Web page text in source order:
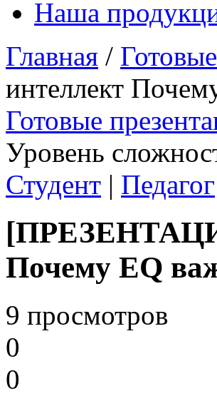
Наша
Главная /
интеллект
Готовые
Уровень
Студент | Педагог
Почему EQ
9 просмотров
0
0